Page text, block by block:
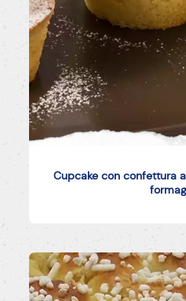
Cupcake con confettura